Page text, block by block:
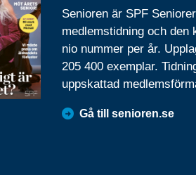
Senioren är SPF
medlemstidning och den
nio nummer per år.
205 400 exemplar.
uppskattad
Gå till senioren.se